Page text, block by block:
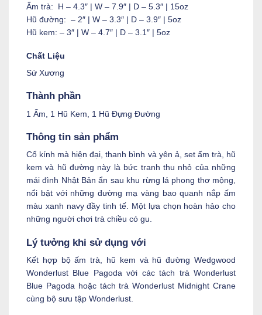
Ấm trà: H – 4.3″ | W – 7.9″ | D – 5.3″ | 15oz
Hũ đường: – 2″ | W – 3.3″ | D – 3.9″ | 5oz
Hũ kem: – 3″ | W – 4.7″ | D – 3.1″ | 5oz
Chất Liệu
Sứ Xương
Thành phần
1 Ấm, 1 Hũ Kem, 1 Hũ Đựng Đường
Thông tin sản phẩm
Cổ kính mà hiện đại, thanh bình và yên ả, set ấm trà, hũ
kem và hũ đường này là bức tranh thu nhỏ của những
mái đình Nhật Bản ẩn sau khu rừng lá phong thơ mộng,
nổi bật với những đường mạ vàng bao quanh nắp ấm
màu xanh navy đầy tinh tế. Một lựa chọn hoàn hảo cho
những người chơi trà chiều có gu.
Lý tưởng khi sử dụng với
Kết hợp bộ ấm trà, hũ kem và hũ đường Wedgwood
Wonderlust Blue Pagoda với các tách trà Wonderlust
Blue Pagoda hoặc tách trà Wonderlust Midnight Crane
cùng bộ sưu tập Wonderlust.